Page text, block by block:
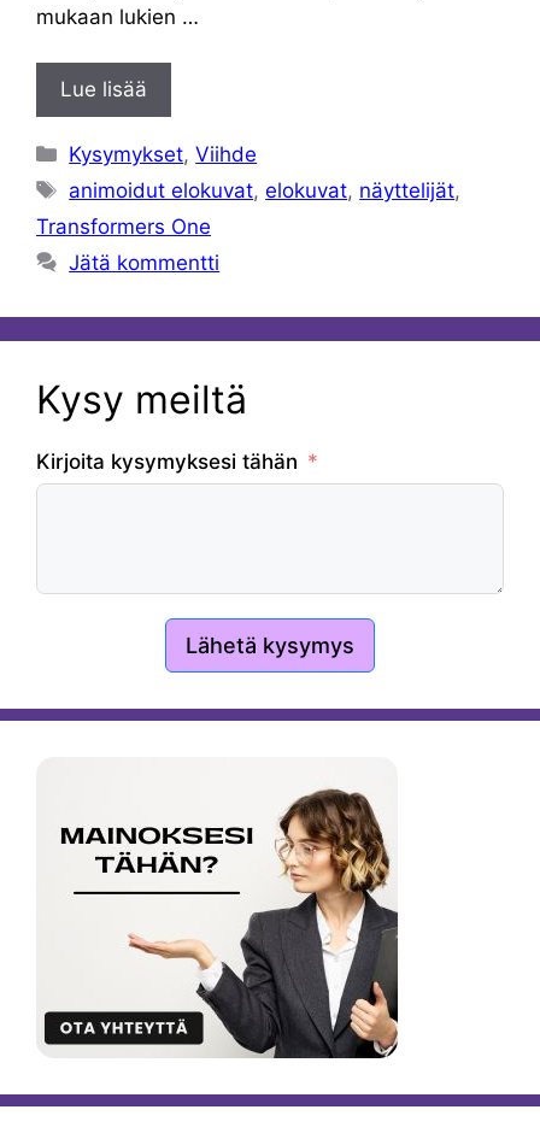
mukaan lukien …
Lue lisää
Kategoriat
Kysymykset,Viihde
Avainsanat
animoidut elokuvat,elokuvat, näyttelijät,
Transformers One
Jätä kommentti
Kysy meiltä
Kirjoita kysymyksesi tähän
Lähetä kysymys